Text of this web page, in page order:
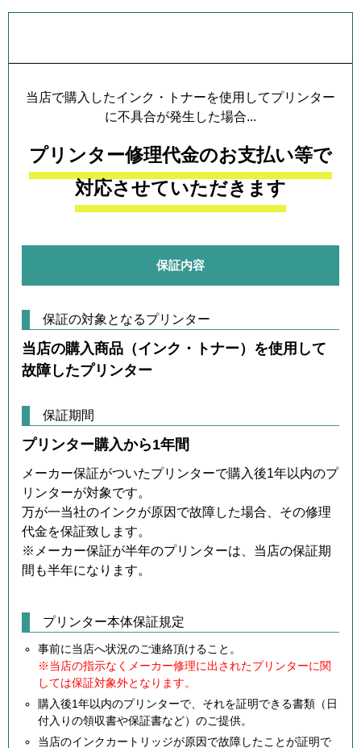
当店で購入したインク・トナーを使用してプリンター
に不具合が発生した場合...
プリンター修理代金のお支払い等で
対応させていただきます
保証内容
保証の対象となるプリンター
当店の購入商品（インク・トナー）を使用して
故障したプリンター
保証期間
プリンター購入から1年間
メーカー保証がついたプリンターで購入後1年以内のプ
リンターが対象です。
万が一当社のインクが原因で故障した場合、その修理
代金を保証致します。
※メーカー保証が半年のプリンターは、当店の保証期
間も半年になります。
プリンター本体保証規定
事前に当店へ状況のご連絡頂けること。
※当店の指示なくメーカー修理に出されたプリンターに関
しては保証対象外となります。
購入後1年以内のプリンターで、それを証明できる書類（日
付入りの領収書や保証書など）のご提供。
当店のインクカートリッジが原因で故障したことが証明で